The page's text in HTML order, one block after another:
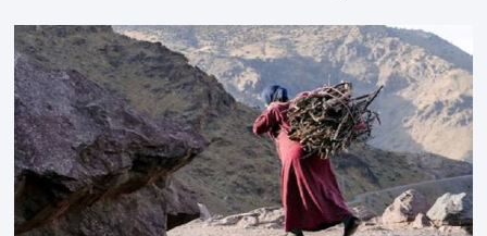
والمجالس الجهوية للهيئة إلى جانب الهيئة الوطنية. وذكر بلاغ للهيئة أن
هذه المنصة، التي تم إطلاقها في إطار استراتيجيتها الرامية إلى التحديث
والتحول الرقمي، تشكل خطوة مهمة في […]